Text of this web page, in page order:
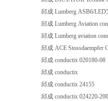
邱成 Lumberg ASB6/
邱成 Lumberg Aviation
邱成 Lumberg aviation
邱成 ACE Stossdaempfer
邱成 conductix 020180-08
邱成 conductix
邱成 conductix 24155
邱成 conductix 024220-